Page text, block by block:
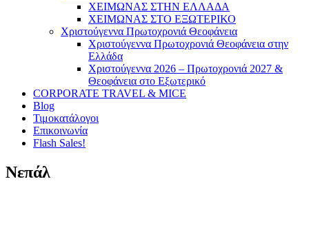
ΧΕΙΜΩΝΑΣ ΣΤΗΝ ΕΛΛΑΔΑ
ΧΕΙΜΩΝΑΣ ΣΤΟ ΕΞΩΤΕΡΙΚΟ
Χριστούγεννα Πρωτοχρονιά Θεοφάνεια
Χριστούγεννα Πρωτοχρονιά Θεοφάνεια στην
Ελλάδα
Χριστούγεννα 2026 – Πρωτοχρονιά 2027 &
Θεοφάνεια στο Εξωτερικό
CORPORATE TRAVEL & MICE
Blog
Τιμοκατάλογοι
Επικοινωνία
Flash Sales!
Νεπάλ